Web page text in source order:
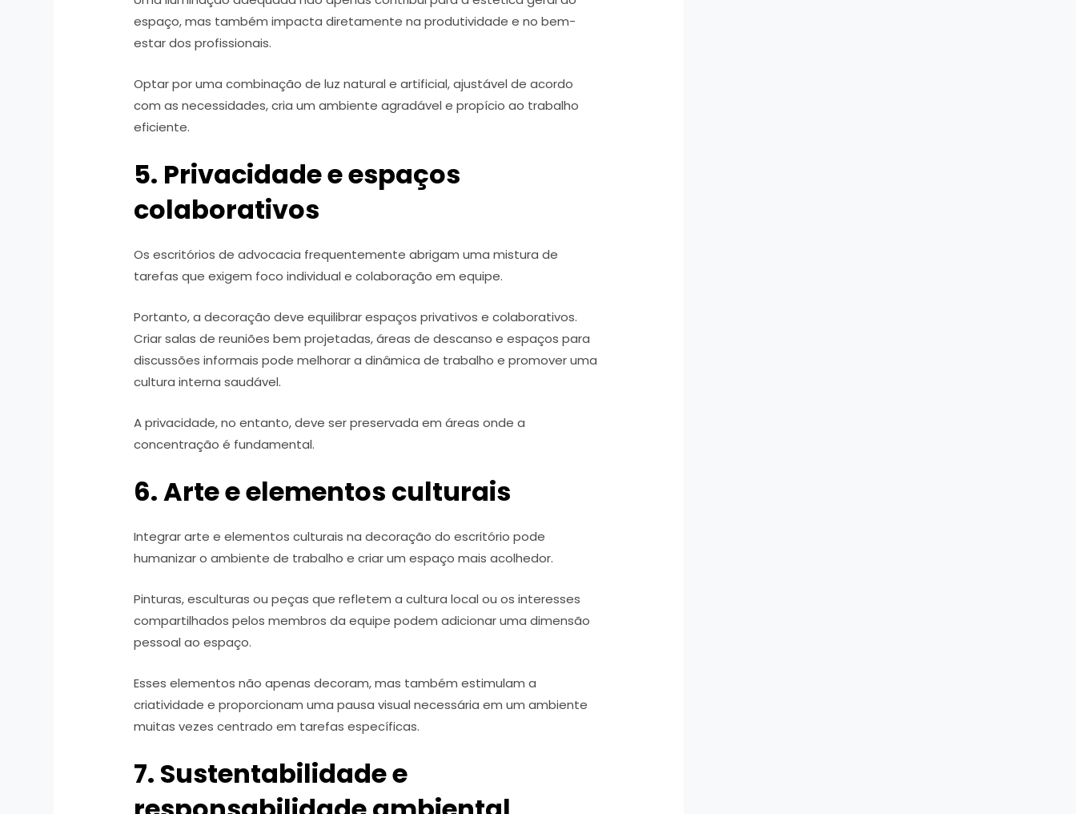
espaço, mas também impacta diretamente na produtividade e no bem-
estar dos profissionais.
Optar por uma combinação de luz natural e artificial, ajustável de acordo
com as necessidades, cria um ambiente agradável e propício ao trabalho
eficiente.
5. Privacidade e espaços
colaborativos
Os escritórios de advocacia frequentemente abrigam uma mistura de
tarefas que exigem foco individual e colaboração em equipe.
Portanto, a decoração deve equilibrar espaços privativos e colaborativos.
Criar salas de reuniões bem projetadas, áreas de descanso e espaços para
discussões informais pode melhorar a dinâmica de trabalho e promover uma
cultura interna saudável.
A privacidade, no entanto, deve ser preservada em áreas onde a
concentração é fundamental.
6. Arte e elementos culturais
Integrar arte e elementos culturais na decoração do escritório pode
humanizar o ambiente de trabalho e criar um espaço mais acolhedor.
Pinturas, esculturas ou peças que refletem a cultura local ou os interesses
compartilhados pelos membros da equipe podem adicionar uma dimensão
pessoal ao espaço.
Esses elementos não apenas decoram, mas também estimulam a
criatividade e proporcionam uma pausa visual necessária em um ambiente
muitas vezes centrado em tarefas específicas.
7. Sustentabilidade e